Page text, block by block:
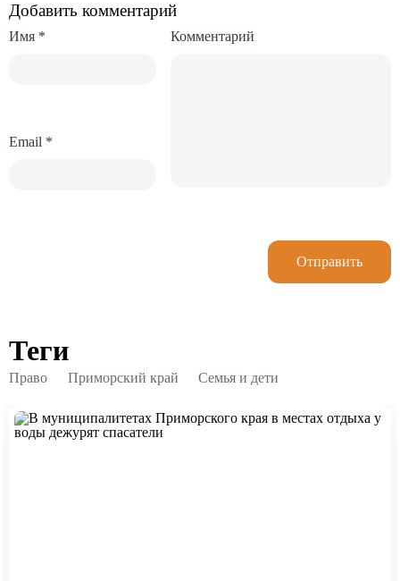
Добавить комментарий
Комментарий
Имя *
Email *
Отправить
Теги
Право Приморский край Семья и дети